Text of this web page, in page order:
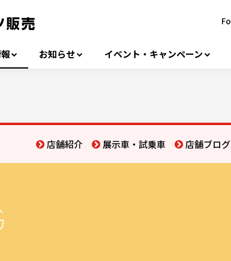
お知らせ イベント・キャンペーン
店舗紹介 展示車・試乗車 店舗ブログ